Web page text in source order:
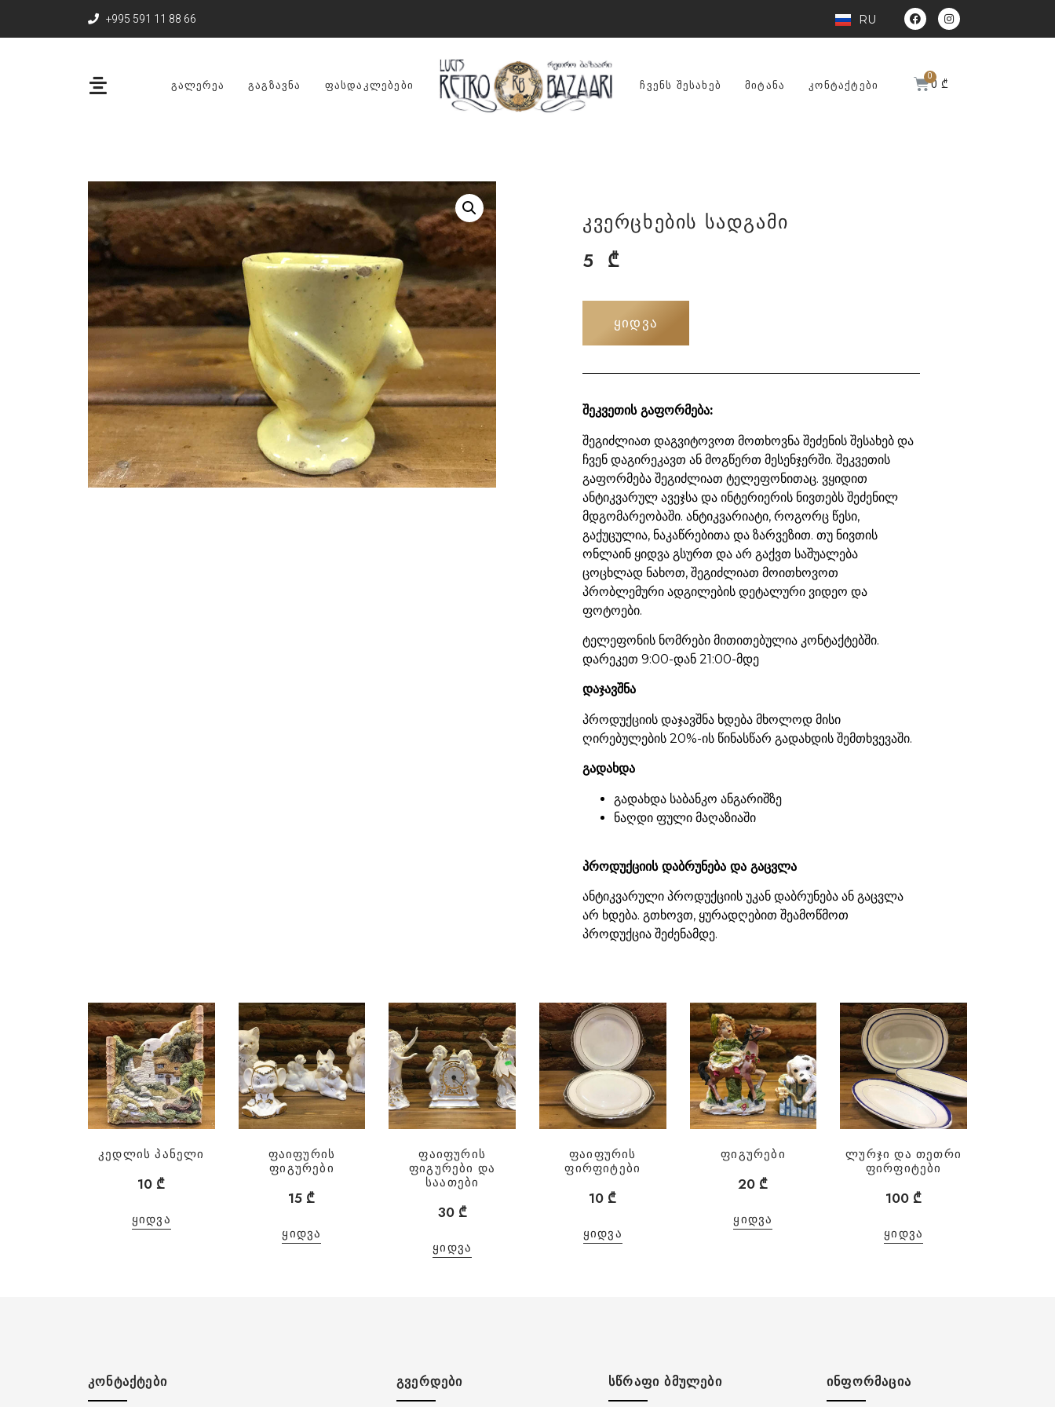
+995 591 11 88 66 RU
ᲒᲐᲚᲔᲠᲔᲐ ᲒᲐᲒᲖᲐᲕᲜᲐ ᲤᲐᲡᲓᲐᲙᲚᲔᲑᲔᲑᲘ ᲩᲕᲔᲜᲡ ᲨᲔᲡᲐᲮᲔᲑ ᲛᲘᲢᲐᲜᲐ ᲙᲝᲜᲢᲐᲥᲢᲔᲑᲘ 0₾
კვერცხების სადგამი
5 ₾
ᲧᲘᲓᲕᲐ
შეკვეთის გაფორმება:
შეგიძლიათ დაგვიტოვოთ მოთხოვნა შეძენის შესახებ და
ჩვენ დაგირეკავთ ან მოგწერთ მესენჯერში. შეკვეთის
გაფორმება შეგიძლიათ ტელეფონითაც. ვყიდით
ანტიკვარულ ავეჯსა და ინტერიერის ნივთებს შეძენილ
მდგომარეობაში. ანტიკვარიატი, როგორც წესი,
გაქუცულია, ნაკაწრებითა და ზარვეზით. თუ ნივთის
ონლაინ ყიდვა გსურთ და არ გაქვთ საშუალება
ცოცხლად ნახოთ, შეგიძლიათ მოითხოვოთ
პრობლემური ადგილების დეტალური ვიდეო და
ფოტოები.
ტელეფონის ნომრები მითითებულია კონტაქტებში.
დარეკეთ 9:00-დან 21:00-მდე
დაჯავშნა
პროდუქციის დაჯავშნა ხდება მხოლოდ მისი
ღირებულების 20%-ის წინასწარ გადახდის შემთხვევაში.
გადახდა
გადახდა საბანკო ანგარიშზე
ნაღდი ფული მაღაზიაში
პროდუქციის დაბრუნება და გაცვლა
ანტიკვარული პროდუქციის უკან დაბრუნება ან გაცვლა
არ ხდება. გთხოვთ, ყურადღებით შეამოწმოთ
პროდუქცია შეძენამდე.
კედლის პანელი
10 ₾
ᲧᲘᲓᲕᲐ
ფაიფურის
ფიგურები
15 ₾
ᲧᲘᲓᲕᲐ
ფაიფურის
ფიგურები და
საათები
30 ₾
ᲧᲘᲓᲕᲐ
ფაიფურის
ფირფიტები
10 ₾
ᲧᲘᲓᲕᲐ
ფიგურები
20 ₾
ᲧᲘᲓᲕᲐ
ლურჯი და თეთრი
ფირფიტები
100 ₾
ᲧᲘᲓᲕᲐ
ᲙᲝᲜᲢᲐᲥᲢᲔᲑᲘ ᲒᲕᲔᲠᲓᲔᲑᲘ ᲡᲬᲠᲐᲤᲘ ᲑᲛᲣᲚᲔᲑᲘ ᲘᲜᲤᲝᲠᲛᲐᲪᲘᲐ